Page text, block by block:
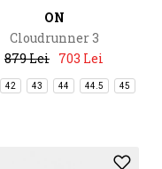
ON
Cloudrunner 3
879 Lei 703 Lei
42 43 44 44.5 45